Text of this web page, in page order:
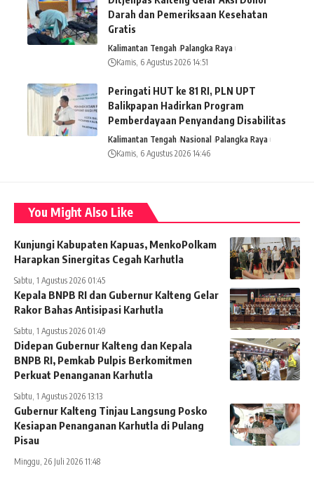
Darah dan Pemeriksaan Kesehatan
Gratis
Kalimantan Tengah Palangka Raya
Kamis, 6 Agustus 2026 14:51
Peringati HUT ke 81 RI, PLN UPT
Balikpapan Hadirkan Program
Pemberdayaan Penyandang Disabilitas
Kalimantan Tengah Nasional Palangka Raya
Kamis, 6 Agustus 2026 14:46
You Might Also Like
Kunjungi Kabupaten Kapuas, MenkoPolkam
Harapkan Sinergitas Cegah Karhutla
Sabtu, 1 Agustus 2026 01:45
Kepala BNPB RI dan Gubernur Kalteng Gelar
Rakor Bahas Antisipasi Karhutla
Sabtu, 1 Agustus 2026 01:49
Didepan Gubernur Kalteng dan Kepala
BNPB RI, Pemkab Pulpis Berkomitmen
Perkuat Penanganan Karhutla
Sabtu, 1 Agustus 2026 13:13
Gubernur Kalteng Tinjau Langsung Posko
Kesiapan Penanganan Karhutla di Pulang
Pisau
Minggu, 26 Juli 2026 11:48